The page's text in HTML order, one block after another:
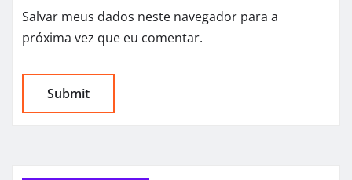
Salvar meus dados neste navegador para a
próxima vez que eu comentar.